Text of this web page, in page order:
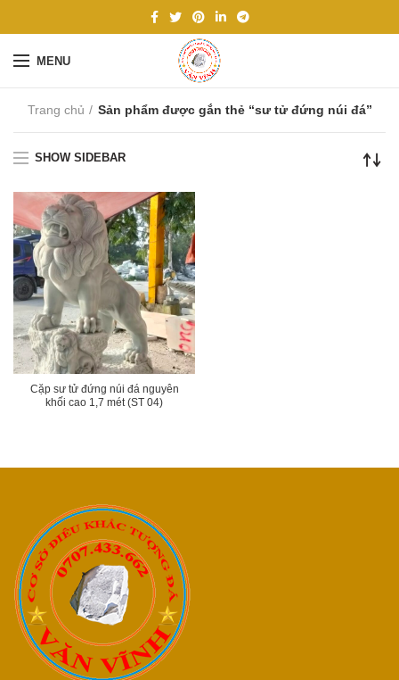
MENU
Trang chủ Sản phẩm được gắn thẻ “sư tử đứng núi đá”
SHOW SIDEBAR
Cặp sư tử đứng núi đá nguyên
khối cao 1,7 mét (ST 04)